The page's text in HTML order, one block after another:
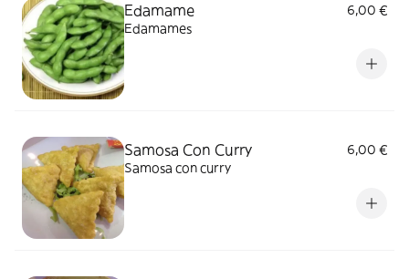
Edamame
6,00 €
Edamames
Samosa Con Curry
6,00 €
Samosa con curry